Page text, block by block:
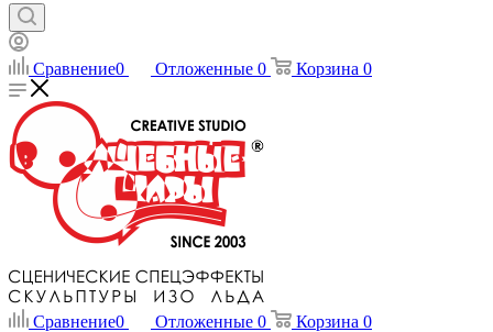
Сравнение0 Отложенные 0 Корзина 0
Сравнение0 Отложенные 0 Корзина 0